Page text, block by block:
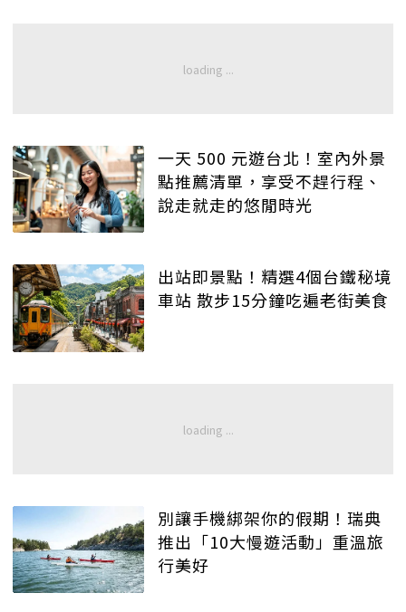
一天 500 元遊台北！室內外景
點推薦清單，享受不趕行程、
說走就走的悠閒時光
出站即景點！精選4個台鐵秘境
車站 散步15分鐘吃遍老街美食
別讓手機綁架你的假期！瑞典
推出「10大慢遊活動」重溫旅
行美好